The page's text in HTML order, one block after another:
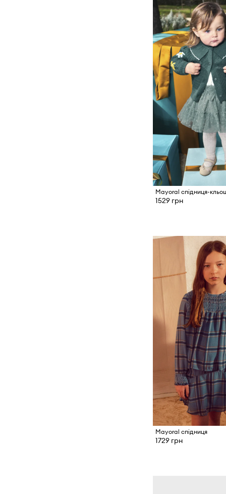
Mayoral спідниця-
1529 грн
Mayoral спідниця
1729 грн